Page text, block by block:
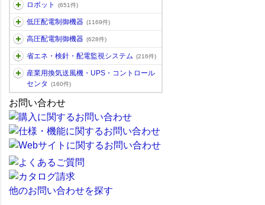
ロボット (651件)
低圧配電制御機器 (1169件)
高圧配電制御機器 (628件)
省エネ・検針・配電監視システム (216件)
産業用換気送風機・UPS・コントロール
センタ
(160件)
お問い合わせ
他のお問い合わせを探す